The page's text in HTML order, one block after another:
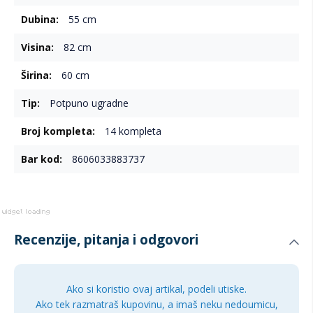
onaj koji odgovara vrsti posuđa i stepenu zaprljanosti. Na
Intensive 65°C i Universal. Brzi program od 30 minuta
pranje.
Eco program za ekonomičniji rad
Glass program za nežnije pranje
Energetska efikasnost i sigurnost
standardima od 1. marta 2021. godine. Potrošnja vode iznosi
11 litara po ciklusu, dok je potrošnja električne energije 95
55 cm
82 cm
60 cm
Potpuno ugradne
14 kompleta
8606033883737
Recenzije, pitanja i odgovori
Ako si koristio ovaj artikal, podeli utiske.
Ako tek razmatraš kupovinu, a imaš neku nedoumicu,